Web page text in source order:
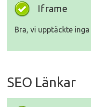
Iframe
Bra, vi upptäckte
SEO Länkar